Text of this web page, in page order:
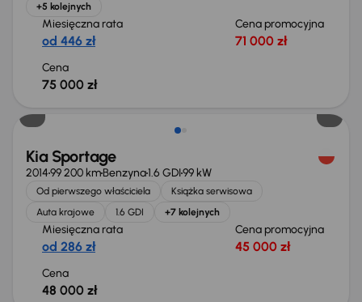
+5 kolejnych
Miesięczna rata
od 446 zł
Cena promocyjna
71 000 zł
Cena
75 000 zł
Kia Sportage
201499 200 kmBenzyna1.6 GDI99 kW
Od pierwszego właściciela
Książka serwisowa
Auta krajowe
1.6 GDI +7 kolejnych
Miesięczna rata
od 286 zł
Cena promocyjna
45 000 zł
Cena
48 000 zł